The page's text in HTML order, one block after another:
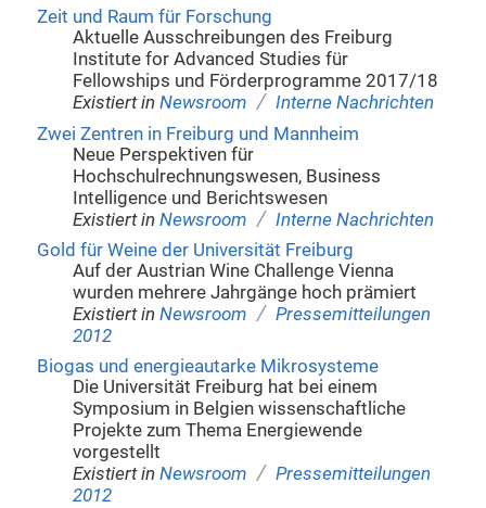
Zeit und Raum für Forschung
Aktuelle Ausschreibungen des Freiburg
Institute for Advanced Studies für
Fellowships und Förderprogramme 2017/18
Existiert in Newsroom / Interne Nachrichten
Zwei Zentren in Freiburg und Mannheim
Neue Perspektiven für
Hochschulrechnungswesen, Business
Intelligence und Berichtswesen
Existiert in Newsroom / Interne Nachrichten
Gold für Weine der Universität Freiburg
Auf der Austrian Wine Challenge Vienna
wurden mehrere Jahrgänge hoch prämiert
Existiert in Newsroom / Pressemitteilungen
2012
Biogas und energieautarke Mikrosysteme
Die Universität Freiburg hat bei einem
Symposium in Belgien wissenschaftliche
Projekte zum Thema Energiewende
vorgestellt
Existiert in Newsroom / Pressemitteilungen
2012